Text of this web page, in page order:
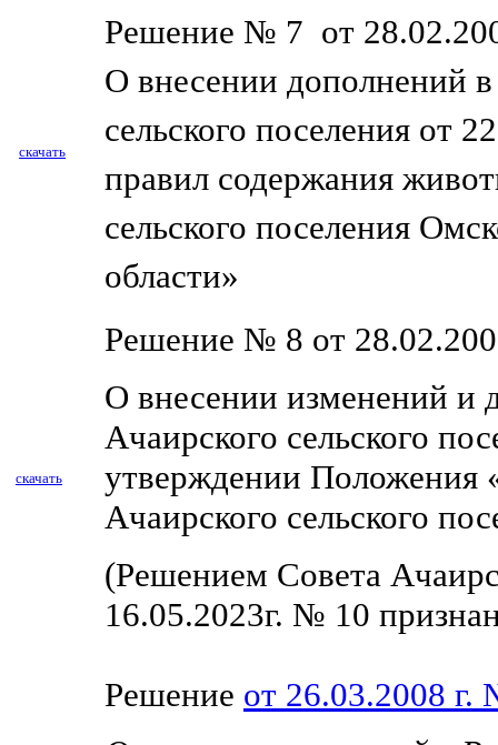
скачать
Решение № 7 от
О внесении дополнений
сельского поселения от
правил содержания
сельского поселения
области»
скачать
Решение № 8 от
О внесении изменений и
Ачаирского сельского
утверждении Положения
Ачаирского сельского
(Решением Совета
16.05.2023г. № 10
Решение от 26.03.2008 г.